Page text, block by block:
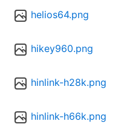
helios64.png
hikey960.png
hinlink-h28k.png
hinlink-h66k.png